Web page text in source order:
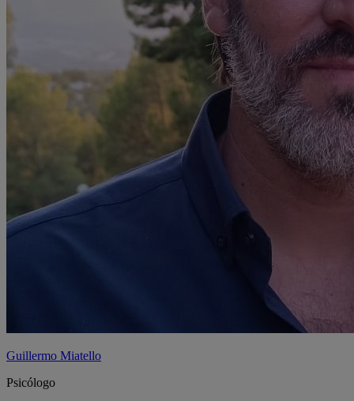
Guillermo Miatello
Psicólogo